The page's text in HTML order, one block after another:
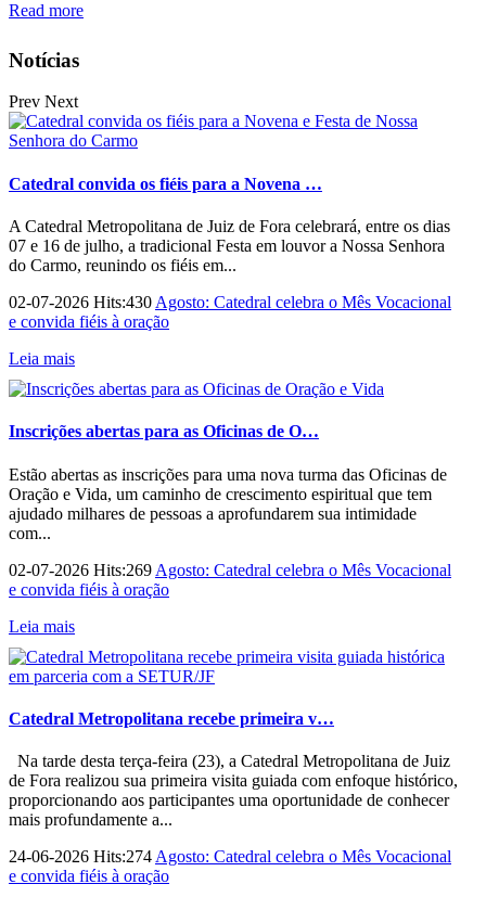
Read more
Notícias
Prev Next
Catedral convida os fiéis para a Novena …
A Catedral Metropolitana de Juiz de Fora celebrará, entre os dias
07 e 16 de julho, a tradicional Festa em louvor a Nossa Senhora
do Carmo, reunindo os fiéis em...
02-07-2026 Hits:430 Agosto: Catedral celebra o Mês Vocacional
e convida fiéis à oração
Leia mais
Inscrições abertas para as Oficinas de O…
Estão abertas as inscrições para uma nova turma das Oficinas de
Oração e Vida, um caminho de crescimento espiritual que tem
ajudado milhares de pessoas a aprofundarem sua intimidade
com...
02-07-2026 Hits:269 Agosto: Catedral celebra o Mês Vocacional
e convida fiéis à oração
Leia mais
Catedral Metropolitana recebe primeira v…
Na tarde desta terça-feira (23), a Catedral Metropolitana de Juiz
de Fora realizou sua primeira visita guiada com enfoque histórico,
proporcionando aos participantes uma oportunidade de conhecer
mais profundamente a...
24-06-2026 Hits:274 Agosto: Catedral celebra o Mês Vocacional
e convida fiéis à oração